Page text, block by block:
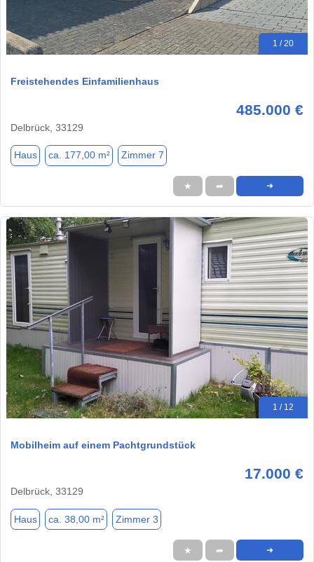
1 / 20
Freistehendes Einfamilienhaus
485.000 €
Delbrück, 33129
Haus ca. 177,00 m² Zimmer 7
★ ➦ ➜
1 / 12
Mobilheim auf einem Pachtgrundstück
17.000 €
Delbrück, 33129
Haus ca. 38,00 m² Zimmer 3
★ ➦ ➜